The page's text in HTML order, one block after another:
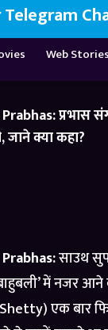
Web Stories
प्रभास
जाने क्या कहा?
साउथ
में नजर आने
एक बार